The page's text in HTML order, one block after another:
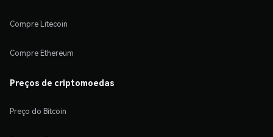
Compre Litecoin
Compre Ethereum
Preços de criptomoedas
Preço do Bitcoin